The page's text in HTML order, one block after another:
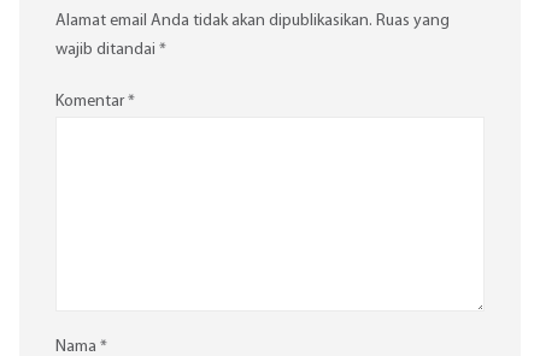
Alamat email Anda tidak akan dipublikasikan. Ruas yang
wajib ditandai *
Komentar*
Nama *